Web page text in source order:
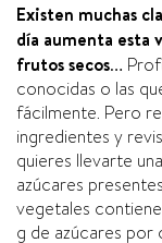
Existen muchas
dí­a aumenta esta
frutos secos…
conocidas o las
fácilmente. Pero
ingredientes y
quieres llevarte
azúcares
vegetales
g de azúcares por